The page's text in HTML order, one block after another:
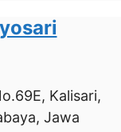
Kalisari,
Jawa